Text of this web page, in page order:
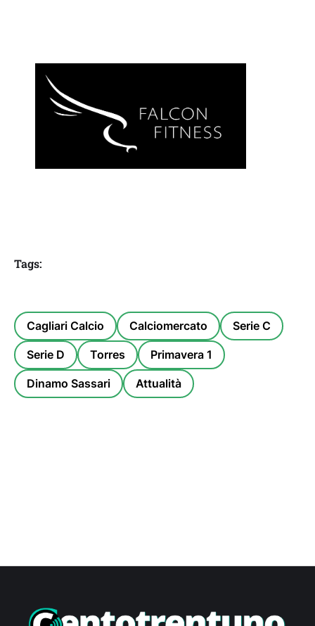
Tags:
Cagliari Calcio Calciomercato Serie C
Serie D Torres Primavera 1
Dinamo Sassari Attualità